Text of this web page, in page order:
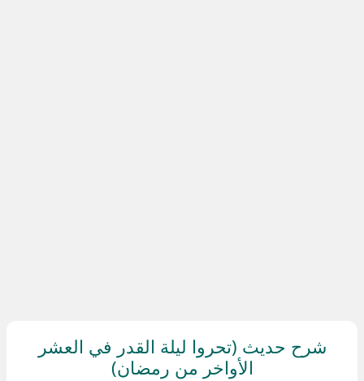
شرح حديث (تحروا ليلة القدر في العشر
الأواخر من رمضان)